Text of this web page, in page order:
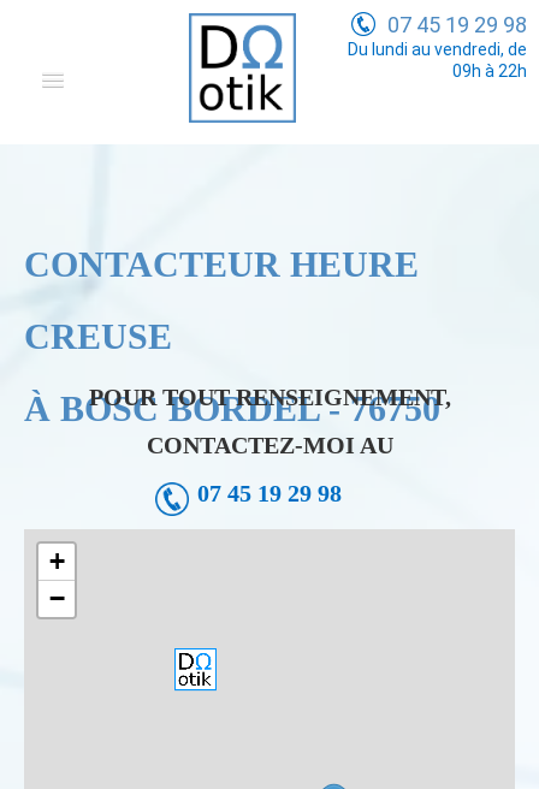
Tarifs
07 45 19 29 98
Du lundi au vendredi, de
09h à 22h
CONTACTEUR HEURE
CREUSE
À BOSC BORDEL - 76750
POUR TOUT RENSEIGNEMENT,
CONTACTEZ-MOI AU
07 45 19 29 98
+
−